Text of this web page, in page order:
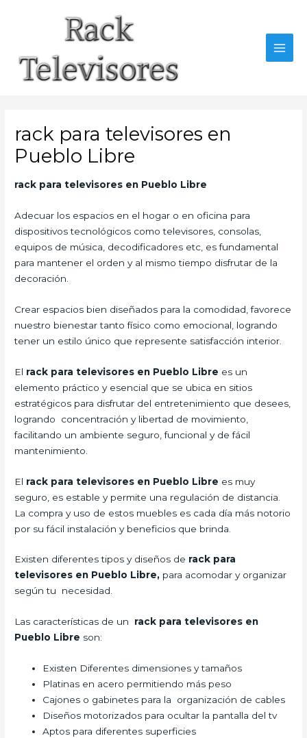
rack para televisores en
Pueblo Libre
rack para televisores en Pueblo Libre
Adecuar los espacios en el hogar o en oficina para
dispositivos tecnológicos como televisores, consolas,
equipos de música, decodificadores etc, es fundamental
para mantener el orden y al mismo tiempo disfrutar de la
decoración.
Crear espacios bien diseñados para la comodidad, favorece
nuestro bienestar tanto físico como emocional, logrando
tener un estilo único que represente satisfacción interior.
El rack para televisores en Pueblo Libre es un
elemento práctico y esencial que se ubica en sitios
estratégicos para disfrutar del entretenimiento que desees,
logrando concentración y libertad de movimiento,
facilitando un ambiente seguro, funcional y de fácil
mantenimiento.
El rack para televisores en Pueblo Libre es muy
seguro, es estable y permite una regulación de distancia.
La compra y uso de estos muebles es cada día más notorio
por su fácil instalación y beneficios que brinda.
Existen diferentes tipos y diseños de rack para
televisores en Pueblo Libre, para acomodar y organizar
según tu necesidad.
Las características de un rack para televisores en
Pueblo Libre son:
Existen Diferentes dimensiones y tamaños
Platinas en acero permitiendo más peso
Cajones o gabinetes para la organización de cables
Diseños motorizados para ocultar la pantalla del tv
Aptos para diferentes superficies